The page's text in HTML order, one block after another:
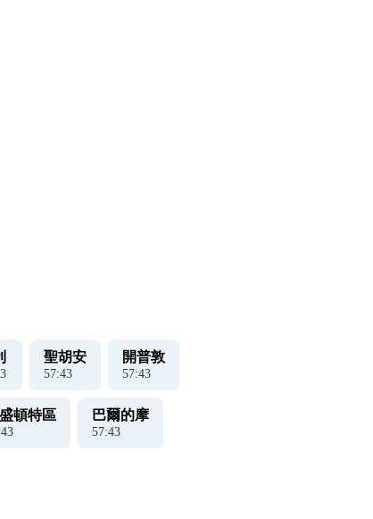
聖胡安
57:43
開普敦
57:43
頓特區
43
巴爾的摩
57:43